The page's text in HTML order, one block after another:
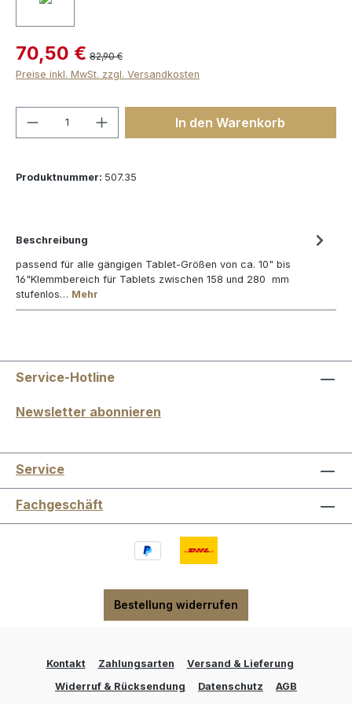
70,50 € 82,90 €
Preise inkl. MwSt. zzgl. Versandkosten
Produkt Anzahl: Gib denIn den Warenkorb
Produktnummer: 507.35
Beschreibung
passend für alle gängigen Tablet-Größen von ca. 10" bis
16"Klemmbereich für Tablets zwischen 158 und 280 mm
stufenlos… Mehr
Service-Hotline
Newsletter abonnieren
Service
Fachgeschäft
Bestellung widerrufen
Kontakt Zahlungsarten
Versand & Lieferung
Widerruf & Rücksendung
Datenschutz AGB